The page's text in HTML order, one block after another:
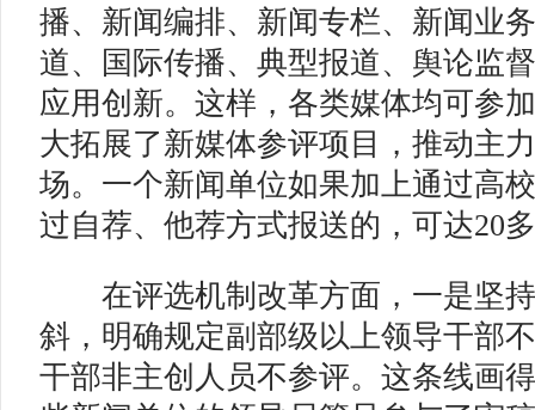
播、新闻编排、新闻专栏、新闻业
道、国际传播、典型报道、舆论监
应用创新。这样，各类媒体均可参
大拓展了新媒体参评项目，推动主
场。一个新闻单位如果加上通过高
过自荐、他荐方式报送的，可达20
在评选机制改革方面，一是坚持
斜，明确规定副部级以上领导干部
干部非主创人员不参评。这条线画